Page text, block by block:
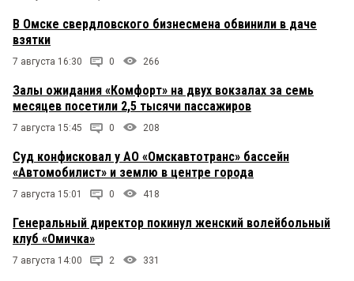
В Омске свердловского бизнесмена обвинили в даче
взятки
7 августа 16:30 0 266
Залы ожидания «Комфорт» на двух вокзалах за семь
месяцев посетили 2,5 тысячи пассажиров
7 августа 15:45 0 208
Суд конфисковал у АО «Омскавтотранс» бассейн
«Автомобилист» и землю в центре города
7 августа 15:01 0 418
Генеральный директор покинул женский волейбольный
клуб «Омичка»
7 августа 14:00 2 331